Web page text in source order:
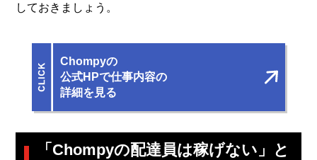
しておきましょう。
Chompyの
公式HPで仕事内容の
詳細を見る
「Chompyの配達員は稼げない」と